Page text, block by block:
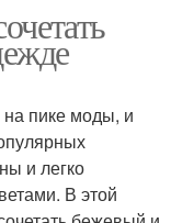
на пике моды, и
и легко
В этой